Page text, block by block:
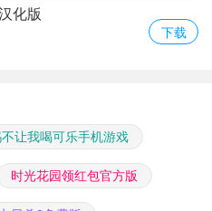
化版
下载
让我喝可乐手机游戏
时光花园领红包官方版